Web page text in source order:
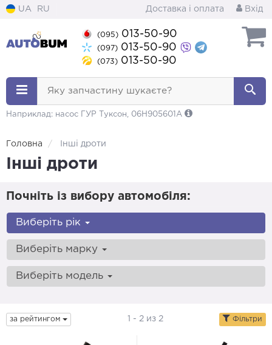
UA RU Доставка і оплата Вхід
(095) 013-50-90
(097) 013-50-90
(073) 013-50-90
Яку запчастину шукаєте?
Наприклад: насос ГУР Туксон, 06H905601A
Головна Інші дроти
Інші дроти
Почніть із вибору автомобіля:
Виберіть рік
Виберіть марку
Виберіть модель
за рейтингом 1 - 2 из 2 Фільтри